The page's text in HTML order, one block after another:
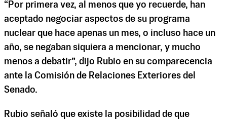
“Por primera vez, al menos que yo recuerde, han
aceptado negociar aspectos de su programa
nuclear que hace apenas un mes, o incluso hace un
año, se negaban siquiera a mencionar, y mucho
menos a debatir”, dijo Rubio en su comparecencia
ante la Comisión de Relaciones Exteriores del
Senado.
Rubio señaló que existe la posibilidad de que